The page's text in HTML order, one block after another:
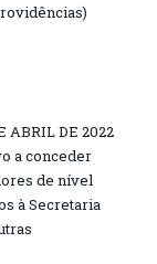
ABRIL DE 2022
a conceder
de nível
à Secretaria